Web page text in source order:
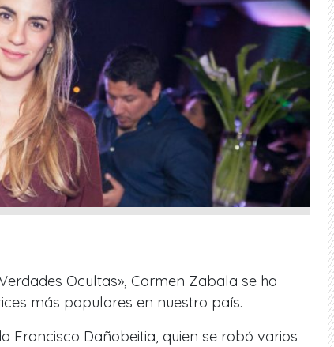
Ocultas», Carmen Zabala se ha
más populares en nuestro país.
Francisco Dañobeitia, quien se robó varios